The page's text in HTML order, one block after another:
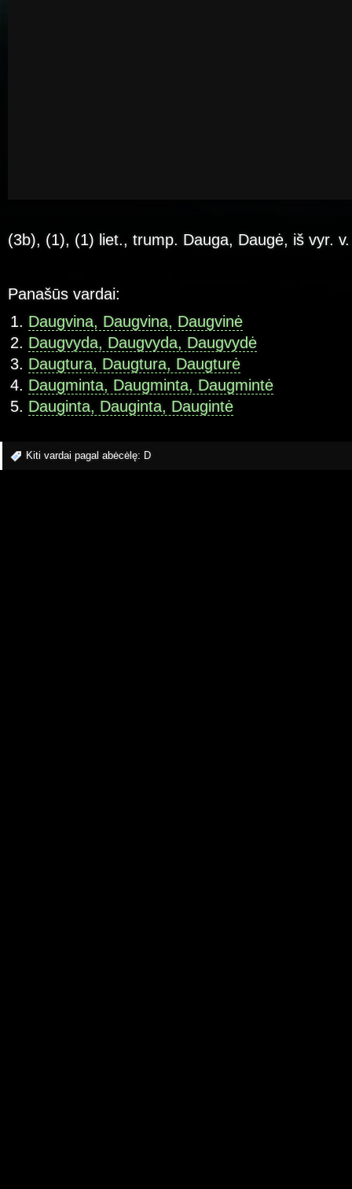
(3b), (1), (1) liet., trump. Dauga, Daugė, iš vyr.
Panašūs vardai:
Daugvina, Daugvina, Daugvinė
Daugvyda, Daugvyda, Daugvydė
Daugtura, Daugtura, Daugturė
Daugminta, Daugminta, Daugmintė
Dauginta, Dauginta, Daugintė
Kiti vardai pagal abėcėlę: D